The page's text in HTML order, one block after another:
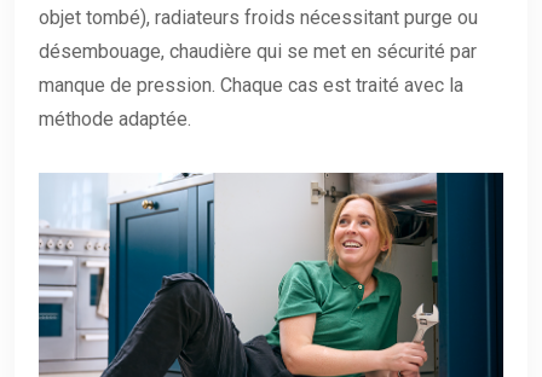
objet tombé), radiateurs froids nécessitant purge ou
désembouage, chaudière qui se met en sécurité par
manque de pression. Chaque cas est traité avec la
méthode adaptée.